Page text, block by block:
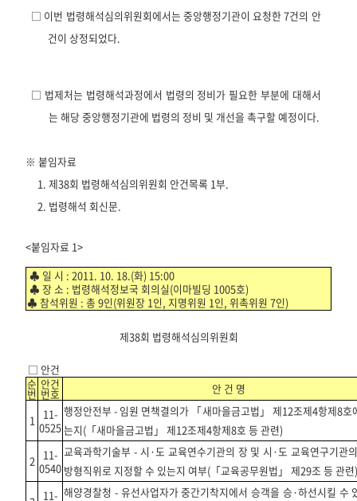
□ 이번 법령해석심의위원회에서는 중앙행정기관이 요청한 7건의 안
건이 상정되었다.
□ 법제처는 법령해석과정에서 법령의 정비가 필요한 부분에 대해서
는 해당 중앙행정기관에 법령의 정비 및 개선을 촉구할 예정이다.
※ 붙임자료
1. 제38회 법령해석심의위원회 안건목록 1부.
2. 법령해석 회신문.
<붙임자료 1>
♣ 일 시 : 2011. 10. 18.(화) 15:00
♣ 장 소 : 법령해석정보국 회의실(이마빌딩 1005호)
♣ 참석위원 : 총 9인(위원장 1인, 지명위원 1인, 위촉위원 7인)
제38회 법령해석심의위원회
□ 안건
순
번
안건
번호 안 건 명
1
11-
0525
행정안전부 - 임원 면책결의가 「새마을금고법」 제12조제4항제8호
는지( 「새마을금고법」 제12조제4항제8호 등 관련)
2
11-
0540
교육과학기술부 -시·도 교육연수기관의 장 및 시·도 교육연구기관
방형직위로 지정할 수 있는지 여부(「교육공무원법」 제29조 등 관련)
11- 해양경찰청 - 유선사업자가 중간기착지에서 승객을 승·하선시킬 수